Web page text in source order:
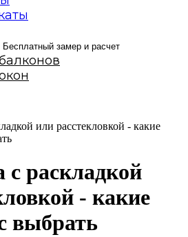
Бесплатный замер и расчет
или расстекловкой - какие
раскладкой
- какие
выбрать